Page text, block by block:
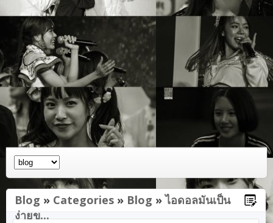
Blog » Categories » Blog »ไอดอลมันเป็น
ง่ายข...